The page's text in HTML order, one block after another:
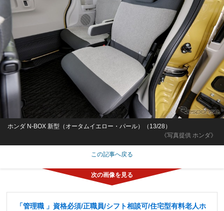
《写真提供 ホンダ》
ホンダ N-BOX 新型（オータムイエロー・パール）（13/28）
この記事へ戻る
「管理職 」資格必須/正職員/シフト相談可/住宅型有料老人ホ